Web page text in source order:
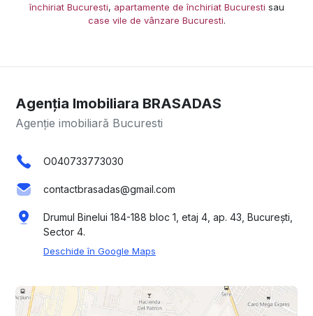
închiriat Bucuresti, apartamente de închiriat Bucuresti sau
case vile de vânzare Bucuresti.
Agenția Imobiliara BRASADAS
Agenție imobiliară Bucuresti
O040733773030
contactbrasadas@gmail.com
Drumul Binelui 184-188 bloc 1, etaj 4, ap. 43, București,
Sector 4.
Deschide în Google Maps